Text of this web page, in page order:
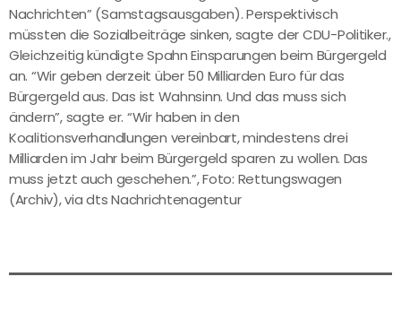
Nachrichten” (Samstagsausgaben). Perspektivisch
müssten die Sozialbeiträge sinken, sagte der CDU-Politiker.,
Gleichzeitig kündigte Spahn Einsparungen beim Bürgergeld
an. “Wir geben derzeit über 50 Milliarden Euro für das
Bürgergeld aus. Das ist Wahnsinn. Und das muss sich
ändern”, sagte er. “Wir haben in den
Koalitionsverhandlungen vereinbart, mindestens drei
Milliarden im Jahr beim Bürgergeld sparen zu wollen. Das
muss jetzt auch geschehen.”, Foto: Rettungswagen
(Archiv), via dts Nachrichtenagentur